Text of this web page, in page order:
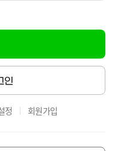
인
정 회원가입